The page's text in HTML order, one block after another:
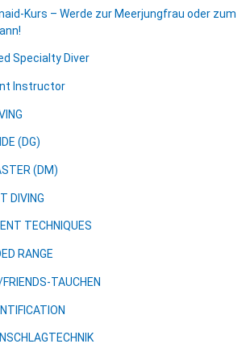
Kurs – Werde zur Meerjungfrau oder zum
Specialty Diver
Instructor
(DG)
(DM)
DIVING
TECHNIQUES
RANGE
FRIENDS-TAUCHEN